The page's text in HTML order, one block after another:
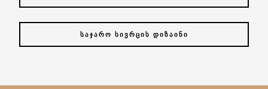
ᲡᲐᲯᲐᲠᲝ ᲡᲘᲕᲠᲪᲘᲡ ᲓᲘᲖᲐᲘᲜᲘ